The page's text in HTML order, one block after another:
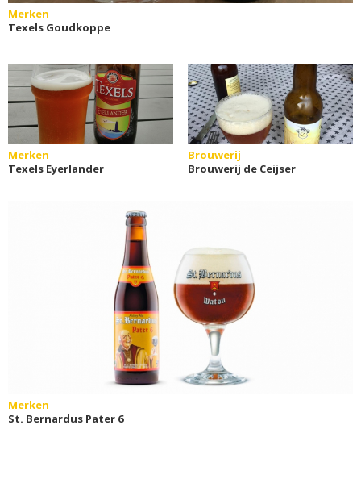
Merken
Texels Goudkoppe
Merken
Texels Eyerlander
Brouwerij
Brouwerij de Ceijser
Merken
St. Bernardus Pater 6